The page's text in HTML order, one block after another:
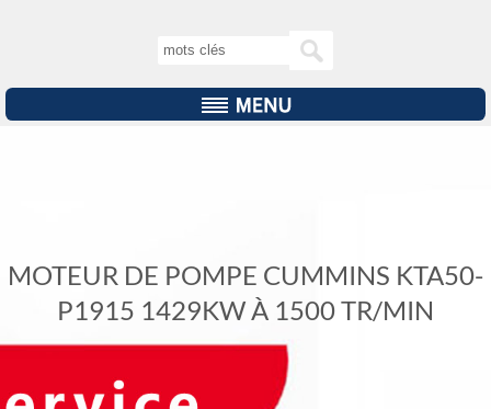
MOTEUR DE POMPE CUMMINS KTA50-
P1915 1429KW À 1500 TR/MIN